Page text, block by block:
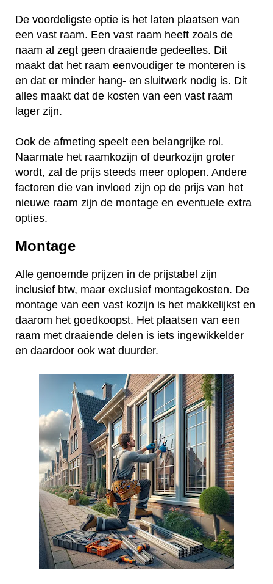
De voordeligste optie is het laten plaatsen van
een vast raam. Een vast raam heeft zoals de
naam al zegt geen draaiende gedeeltes. Dit
maakt dat het raam eenvoudiger te monteren is
en dat er minder hang- en sluitwerk nodig is. Dit
alles maakt dat de kosten van een vast raam
lager zijn.
Ook de afmeting speelt een belangrijke rol.
Naarmate het raamkozijn of deurkozijn groter
wordt, zal de prijs steeds meer oplopen. Andere
factoren die van invloed zijn op de prijs van het
nieuwe raam zijn de montage en eventuele extra
opties.
Montage
Alle genoemde prijzen in de prijstabel zijn
inclusief btw, maar exclusief montagekosten. De
montage van een vast kozijn is het makkelijkst en
daarom het goedkoopst. Het plaatsen van een
raam met draaiende delen is iets ingewikkelder
en daardoor ook wat duurder.